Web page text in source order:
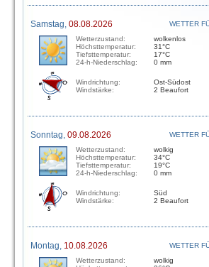
Samstag, 08.08.2026
WETTER
Wetterzustand:
Höchsttemperatur:
Tiefsttemperatur:
24-h-Niederschlag:
wolkenlos
31°C
17°C
0 mm
Windrichtung:
Windstärke:
Ost-Südost
2 Beaufort
Sonntag, 09.08.2026
WETTER
Wetterzustand:
Höchsttemperatur:
Tiefsttemperatur:
24-h-Niederschlag:
wolkig
34°C
19°C
0 mm
Windrichtung:
Windstärke:
Süd
2 Beaufort
Montag, 10.08.2026
WETTER
Wetterzustand:
wolkig